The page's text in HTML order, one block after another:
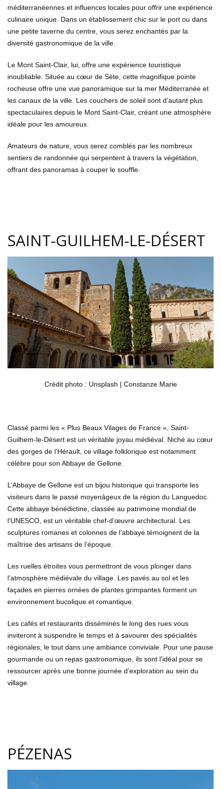
méditerranéennes et influences locales pour offrir une expérience
culinaire unique. Dans un établissement chic sur le port ou dans
une petite taverne du centre, vous serez enchantés par la
diversité gastronomique de la ville.
Le Mont Saint-Clair, lui, offre une expérience touristique
inoubliable. Située au cœur de Sète, cette magnifique pointe
rocheuse offre une vue panoramique sur la mer Méditerranée et
les canaux de la ville. Les couchers de soleil sont d’autant plus
spectaculaires depuis le Mont Saint-Clair, créant une atmosphère
idéale pour les amoureux.
Amateurs de nature, vous serez comblés par les nombreux
sentiers de randonnée qui serpentent à travers la végétation,
offrant des panoramas à couper le souffle.
SAINT-GUILHEM-LE-DÉSERT
Crédit photo : Unsplash | Constanze Marie
Classé parmi les « Plus Beaux Vilages de France », Saint-
Guilhem-le-Désert est un véritable joyau médiéval. Niché au cœur
des gorges de l’Hérault, ce village folklorique est notamment
célèbre pour son Abbaye de Gellone.
L’Abbaye de Gellone est un bijou historique qui transporte les
visiteurs dans le passé moyenâgeux de la région du Languedoc.
Cette abbaye bénédictine, classée au patrimoine mondial de
l’UNESCO, est un véritable chef-d’œuvre architectural. Les
sculptures romanes et colonnes de l’abbaye témoignent de la
maîtrise des artisans de l’époque.
Les ruelles étroites vous permettront de vous plonger dans
l’atmosphère médiévale du village. Les pavés au sol et les
façades en pierres ornées de plantes grimpantes forment un
environnement bucolique et romantique.
Les cafés et restaurants disséminés le long des rues vous
inviteront à suspendre le temps et à savourer des spécialités
régionales, le tout dans une ambiance conviviale. Pour une pause
gourmande ou un repas gastronomique, ils sont l’idéal pour se
ressourcer après une bonne journée d’exploration au sein du
village.
PÉZENAS